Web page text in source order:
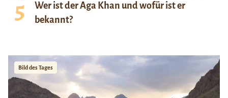
Wer ist der Aga Khan und wofür ist er
bekannt?
Bild des Tages